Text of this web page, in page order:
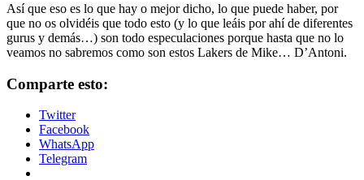
Así que eso es lo que hay o mejor dicho, lo que puede haber, por
que no os olvidéis que todo esto (y lo que leáis por ahí de diferentes
gurus y demás…) son todo especulaciones porque hasta que no lo
veamos no sabremos como son estos Lakers de Mike… D’Antoni.
Comparte esto:
Twitter
Facebook
WhatsApp
Telegram